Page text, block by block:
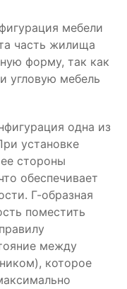
мебели
часть жилища
форму, так как
угловую мебель
одна из
установке
стороны
обеспечивает
Г-образная
поместить
между
которое